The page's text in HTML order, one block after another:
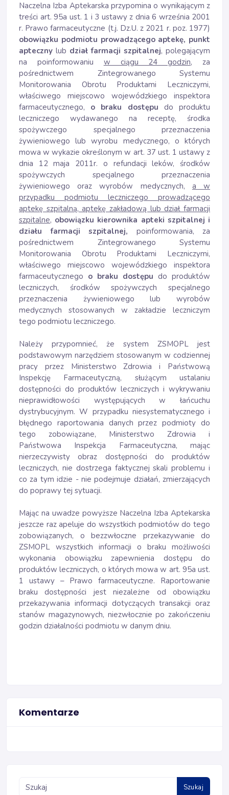
Naczelna Izba Aptekarska przypomina o wynikającym z
treści art. 95a ust. 1 i 3 ustawy z dnia 6 września 2001
r. Prawo farmaceutyczne (t.j. Dz.U. z 2021 r. poz. 1977)
obowiązku podmiotu prowadzącego aptekę, punkt
apteczny lub dział farmacji szpitalnej, polegającym
na poinformowaniu w ciągu 24 godzin, za
pośrednictwem Zintegrowanego Systemu
Monitorowania Obrotu Produktami Leczniczymi,
właściwego miejscowo wojewódzkiego inspektora
farmaceutycznego, o braku dostępu do produktu
leczniczego wydawanego na receptę, środka
spożywczego specjalnego przeznaczenia
żywieniowego lub wyrobu medycznego, o których
mowa w wykazie określonym w art. 37 ust. 1 ustawy z
dnia 12 maja 2011r. o refundacji leków, środków
spożywczych specjalnego przeznaczenia
żywieniowego oraz wyrobów medycznych, a w
przypadku podmiotu leczniczego prowadzącego
aptekę szpitalną, aptekę zakładową lub dział farmacji
szpitalne, obowiązku kierownika apteki szpitalnej i
działu farmacji szpitalnej, poinformowania, za
pośrednictwem Zintegrowanego Systemu
Monitorowania Obrotu Produktami Leczniczymi,
właściwego miejscowo wojewódzkiego inspektora
farmaceutycznego o braku dostępu do produktów
leczniczych, środków spożywczych specjalnego
przeznaczenia żywieniowego lub wyrobów
medycznych stosowanych w zakładzie leczniczym
tego podmiotu leczniczego.
Należy przypomnieć, że system ZSMOPL jest
podstawowym narzędziem stosowanym w codziennej
pracy przez Ministerstwo Zdrowia i Państwową
Inspekcję Farmaceutyczną, służącym ustalaniu
dostępności do produktów leczniczych i wykrywaniu
nieprawidłowości występujących w łańcuchu
dystrybucyjnym. W przypadku niesystematycznego i
błędnego raportowania danych przez podmioty do
tego zobowiązane, Ministerstwo Zdrowia i
Państwowa Inspekcja Farmaceutyczna, mając
nierzeczywisty obraz dostępności do produktów
leczniczych, nie dostrzega faktycznej skali problemu i
co za tym idzie - nie podejmuje działań, zmierzających
do poprawy tej sytuacji.
Mając na uwadze powyższe Naczelna Izba Aptekarska
jeszcze raz apeluje do wszystkich podmiotów do tego
zobowiązanych, o bezzwłoczne przekazywanie do
ZSMOPL wszystkich informacji o braku możliwości
wykonania obowiązku zapewnienia dostępu do
produktów leczniczych, o których mowa w art. 95a ust.
1 ustawy – Prawo farmaceutyczne. Raportowanie
braku dostępności jest niezależne od obowiązku
przekazywania informacji dotyczących transakcji oraz
stanów magazynowych, niezwłocznie po zakończeniu
godzin działalności podmiotu w danym dniu.
Komentarze
Szukaj